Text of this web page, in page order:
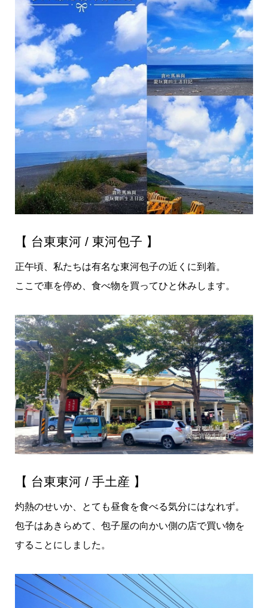
【 台東東河 / 東河包子 】
正午頃、私たちは有名な東河包子の近くに到着。
ここで車を停め、食べ物を買ってひと休みします。
【 台東東河 / 手土産 】
灼熱のせいか、とても昼食を食べる気分にはなれず。
包子はあきらめて、包子屋の向かい側の店で買い物を
することにしました。